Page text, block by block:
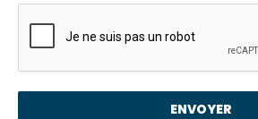
ENVOYER